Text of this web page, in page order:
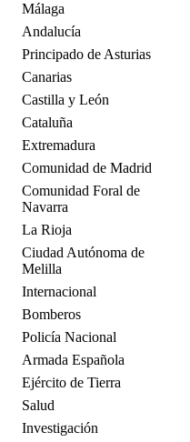
Málaga
Andalucía
Principado de Asturias
Canarias
Castilla y León
Cataluña
Extremadura
Comunidad de Madrid
Comunidad Foral de
Navarra
La Rioja
Ciudad Autónoma de
Melilla
Internacional
Bomberos
Policía Nacional
Armada Española
Ejército de Tierra
Salud
Investigación